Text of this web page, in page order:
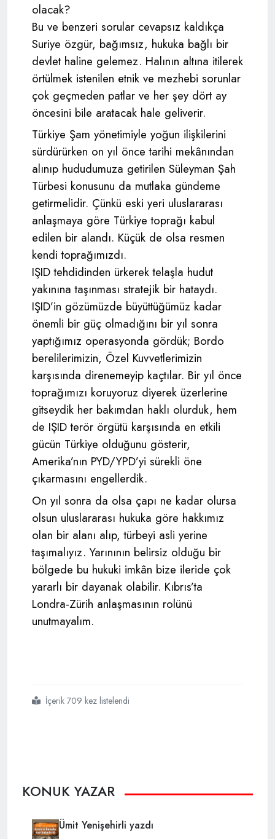
olacak?
Bu ve benzeri sorular cevapsız kaldıkça
Suriye özgür, bağımsız, hukuka bağlı bir
devlet haline gelemez. Halının altına itilerek
örtülmek istenilen etnik ve mezhebi sorunlar
çok geçmeden patlar ve her şey dört ay
öncesini bile aratacak hale geliverir.
Türkiye Şam yönetimiyle yoğun ilişkilerini
sürdürürken on yıl önce tarihi mekânından
alınıp hududumuza getirilen Süleyman Şah
Türbesi konusunu da mutlaka gündeme
getirmelidir. Çünkü eski yeri uluslararası
anlaşmaya göre Türkiye toprağı kabul
edilen bir alandı. Küçük de olsa resmen
kendi toprağımızdı.
IŞID tehdidinden ürkerek telaşla hudut
yakınına taşınması stratejik bir hataydı.
IŞID’in gözümüzde büyüttüğümüz kadar
önemli bir güç olmadığını bir yıl sonra
yaptığımız operasyonda gördük; Bordo
berelilerimizin, Özel Kuvvetlerimizin
karşısında direnemeyip kaçtılar. Bir yıl önce
toprağımızı koruyoruz diyerek üzerlerine
gitseydik her bakımdan haklı olurduk, hem
de IŞID terör örgütü karşısında en etkili
gücün Türkiye olduğunu gösterir,
Amerika’nın PYD/YPD’yi sürekli öne
çıkarmasını engellerdik.
On yıl sonra da olsa çapı ne kadar olursa
olsun uluslararası hukuka göre hakkımız
olan bir alanı alıp, türbeyi asli yerine
taşımalıyız. Yarınının belirsiz olduğu bir
bölgede bu hukuki imkân bize ileride çok
yararlı bir dayanak olabilir. Kıbrıs’ta
Londra-Zürih anlaşmasının rolünü
unutmayalım.
#suriye deki
#gelişmeler
#ne
#anlama
#geliyorİçerik 709 kez listelendi
KONUK YAZAR
Ümit Yenişehirli yazdı